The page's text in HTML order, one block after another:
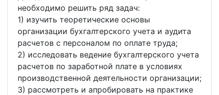
необходимо решить ряд задач:
1) изучить теоретические основы
организации бухгалтерского учета и аудита
расчетов с персоналом по оплате труда;
2) исследовать ведение бухгалтерского учета
расчетов по заработной плате в условиях
производственной деятельности организации;
3) рассмотреть и апробировать на практике